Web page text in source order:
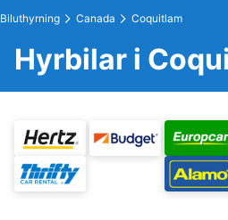
Biluthyrning Canada Coquitlam
Hyrbilar i